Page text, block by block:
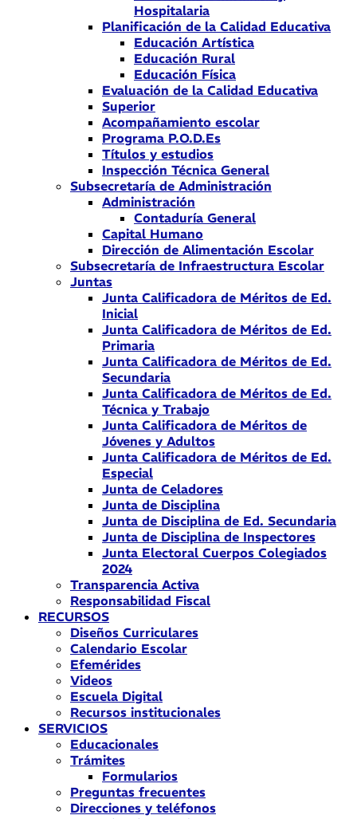
Hospitalaria
Planificación de la Calidad Educativa
Educación Artística
Educación Rural
Educación Física
Evaluación de la Calidad Educativa
Superior
Acompañamiento escolar
Programa P.O.D.Es
Títulos y estudios
Inspección Técnica General
Subsecretaría de Administración
Administración
Contaduría General
Capital Humano
Dirección de Alimentación Escolar
Subsecretaría de Infraestructura Escolar
Juntas
Junta Calificadora de Méritos de Ed.
Inicial
Junta Calificadora de Méritos de Ed.
Primaria
Junta Calificadora de Méritos de Ed.
Secundaria
Junta Calificadora de Méritos de Ed.
Técnica y Trabajo
Junta Calificadora de Méritos de
Jóvenes y Adultos
Junta Calificadora de Méritos de Ed.
Especial
Junta de Celadores
Junta de Disciplina
Junta de Disciplina de Ed. Secundaria
Junta de Disciplina de Inspectores
Junta Electoral Cuerpos Colegiados
2024
Transparencia Activa
Responsabilidad Fiscal
RECURSOS
Diseños Curriculares
Calendario Escolar
Efemérides
Videos
Escuela Digital
Recursos institucionales
SERVICIOS
Educacionales
Trámites
Formularios
Preguntas frecuentes
Direcciones y teléfonos